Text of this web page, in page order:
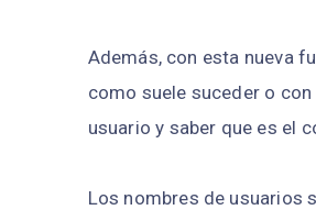
Además, con esta nueva
como suele suceder o
usuario y saber que es el
Los nombres de usuarios